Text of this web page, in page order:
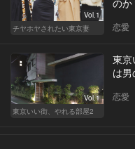
Vol.1
チヤホヤされたい東京妻
のか
恋愛
Vol.1
東京いい街、やれる部屋2
東京
は男
恋愛